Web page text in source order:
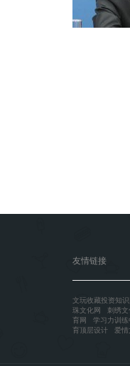
友情链接
文玩收藏投资知
珠文化网
刺绣
育网
学习力训
育顶层设计
爱情